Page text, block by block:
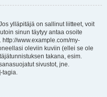
ylläpitäjä on sallinut liitteet, voit
sinun täytyy antaa osoite
www.example.com/my-
oleviin kuviin (ellei se ole
takana, esim.
sivustot, jne.
tagia.